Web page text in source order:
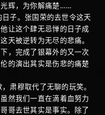
辉，为你解痛楚……
子。张国荣的去世令这天
让这个肆无忌惮的日子成
天被逆转为无尽的悲痛。
，完成了银幕外的又一次
的演出其实是伤悲的痛楚
肃穆取代了无聊的玩笑。
然我们一直在滴着血努力
哥去世其实是事实。除了